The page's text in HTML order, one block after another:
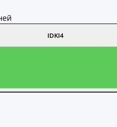
IDKI4